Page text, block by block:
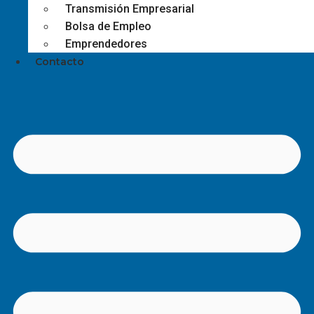
Transmisión Empresarial
Bolsa de Empleo
Emprendedores
Contacto